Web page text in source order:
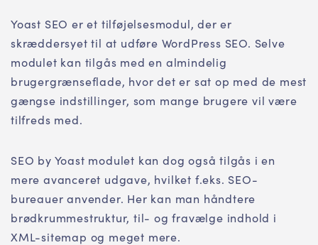
Yoast SEO er et tilføjelsesmodul, der er
skræddersyet til at udføre WordPress SEO. Selve
modulet kan tilgås med en almindelig
brugergrænseflade, hvor det er sat op med de mest
gængse indstillinger, som mange brugere vil være
tilfreds med.
SEO by Yoast modulet kan dog også tilgås i en
mere avanceret udgave, hvilket f.eks. SEO-
bureauer anvender. Her kan man håndtere
brødkrummestruktur, til- og fravælge indhold i
XML-sitemap og meget mere.